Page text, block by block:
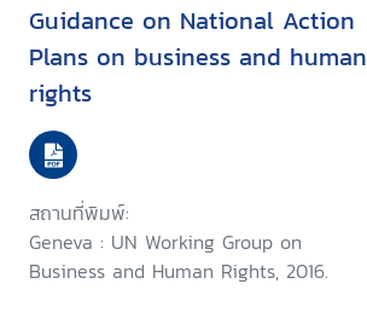
Guidance on National Action
Plans on business and human
rights
สถานที่พิมพ์:
Geneva : UN Working Group on
Business and Human Rights, 2016.